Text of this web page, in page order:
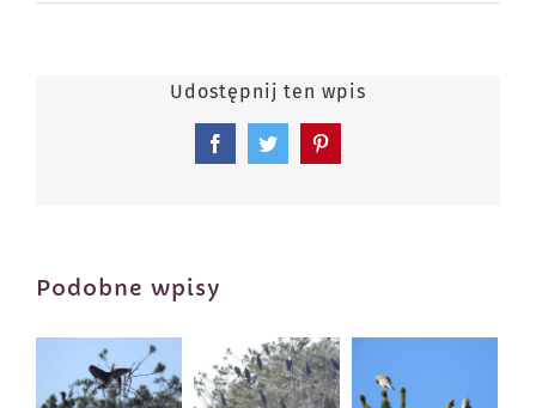
Udostępnij ten wpis
FacebookTwitterPinterest
Podobne wpisy